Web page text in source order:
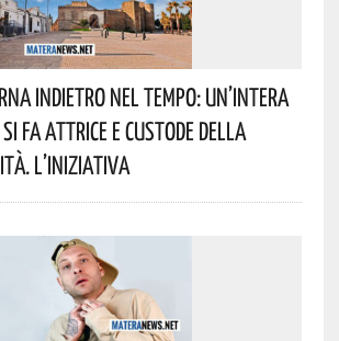
Indietro Nel Tempo: Un’intera
Fa Attrice E Custode Della
L’iniziativa